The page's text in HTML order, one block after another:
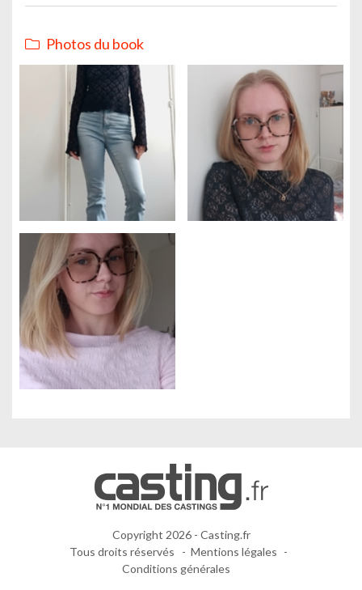
Photos du book
Copyright 2026 - Casting.fr
Tous droits réservés
Mentions légales
Conditions générales
Gestion des cookies
Nous utilisons des cookies qui facilitent l'utilisation du site,
améliorent la performance et la sécurité du site internet.
Faites-nous part de vos préférences de cookies pour chaque
Mesure d'audience
Régies publicitaires
PARAMÉTRER
LES COOKIES
TOUT